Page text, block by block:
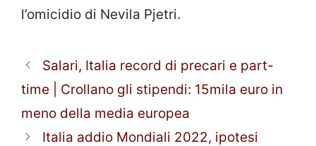
l’omicidio di Nevila Pjetri.
Salari, Italia record di precari e part-
time | Crollano gli stipendi: 15mila euro in
meno della media europea
Italia addio Mondiali 2022, ipotesi